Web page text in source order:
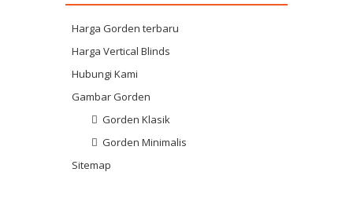
Harga Gorden terbaru
Harga Vertical Blinds
Hubungi Kami
Gambar Gorden
Gorden Klasik
Gorden Minimalis
Sitemap